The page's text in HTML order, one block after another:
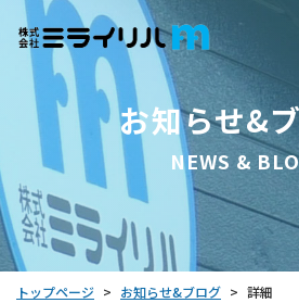
お知らせ&
NEWS &
トップページ > お知らせ&ブログ > 詳細